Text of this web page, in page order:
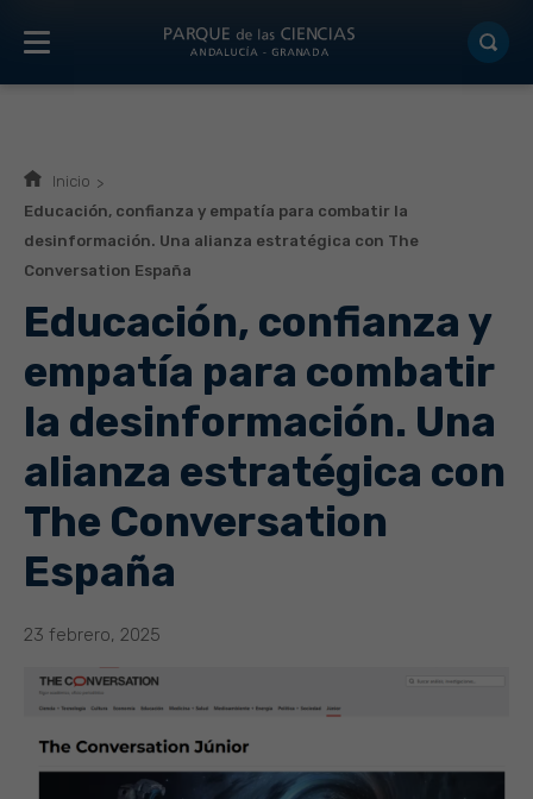
Inicio
Educación, confianza y empatía para combatir la
desinformación. Una alianza estratégica con The
Conversation España
Educación, confianza y
empatía para combatir
la desinformación. Una
alianza estratégica con
The Conversation
España
23 febrero, 2025